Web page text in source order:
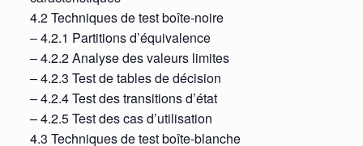
4.2 Techniques de test boîte-noire
– 4.2.1 Partitions d’équivalence
– 4.2.2 Analyse des valeurs limites
– 4.2.3 Test de tables de décision
– 4.2.4 Test des transitions d’état
– 4.2.5 Test des cas d’utilisation
4.3 Techniques de test boîte-blanche